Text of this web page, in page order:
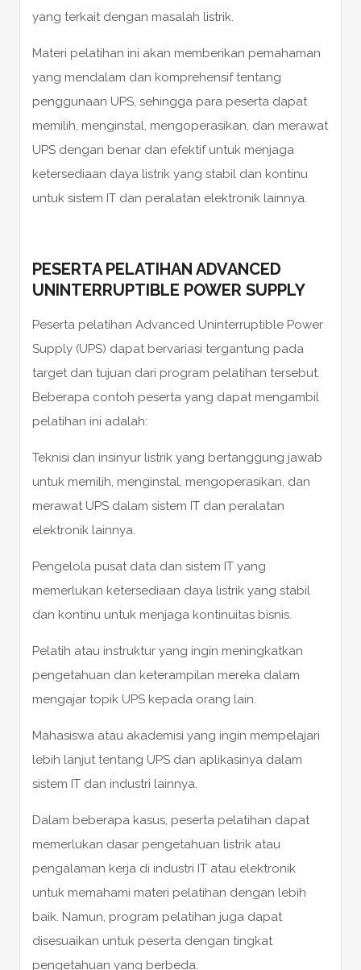
yang terkait dengan masalah listrik.
Materi pelatihan ini akan memberikan pemahaman
yang mendalam dan komprehensif tentang
penggunaan UPS, sehingga para peserta dapat
memilih, menginstal, mengoperasikan, dan merawat
UPS dengan benar dan efektif untuk menjaga
ketersediaan daya listrik yang stabil dan kontinu
untuk sistem IT dan peralatan elektronik lainnya.
PESERTA PELATIHAN ADVANCED
UNINTERRUPTIBLE POWER SUPPLY
Peserta pelatihan Advanced Uninterruptible Power
Supply (UPS) dapat bervariasi tergantung pada
target dan tujuan dari program pelatihan tersebut.
Beberapa contoh peserta yang dapat mengambil
pelatihan ini adalah:
Teknisi dan insinyur listrik yang bertanggung jawab
untuk memilih, menginstal, mengoperasikan, dan
merawat UPS dalam sistem IT dan peralatan
elektronik lainnya.
Pengelola pusat data dan sistem IT yang
memerlukan ketersediaan daya listrik yang stabil
dan kontinu untuk menjaga kontinuitas bisnis.
Pelatih atau instruktur yang ingin meningkatkan
pengetahuan dan keterampilan mereka dalam
mengajar topik UPS kepada orang lain.
Mahasiswa atau akademisi yang ingin mempelajari
lebih lanjut tentang UPS dan aplikasinya dalam
sistem IT dan industri lainnya.
Dalam beberapa kasus, peserta pelatihan dapat
memerlukan dasar pengetahuan listrik atau
pengalaman kerja di industri IT atau elektronik
untuk memahami materi pelatihan dengan lebih
baik. Namun, program pelatihan juga dapat
disesuaikan untuk peserta dengan tingkat
pengetahuan yang berbeda.